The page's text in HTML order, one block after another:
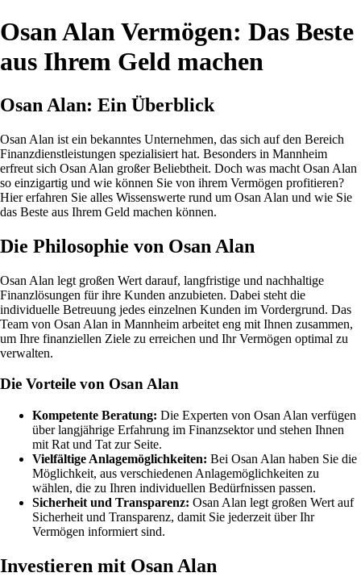
Osan Alan Vermögen: Das Beste
aus Ihrem Geld machen
Osan Alan: Ein Überblick
Osan Alan ist ein bekanntes Unternehmen, das sich auf den Bereich
Finanzdienstleistungen spezialisiert hat. Besonders in Mannheim
erfreut sich Osan Alan großer Beliebtheit. Doch was macht Osan Alan
so einzigartig und wie können Sie von ihrem Vermögen profitieren?
Hier erfahren Sie alles Wissenswerte rund um Osan Alan und wie Sie
das Beste aus Ihrem Geld machen können.
Die Philosophie von Osan Alan
Osan Alan legt großen Wert darauf, langfristige und nachhaltige
Finanzlösungen für ihre Kunden anzubieten. Dabei steht die
individuelle Betreuung jedes einzelnen Kunden im Vordergrund. Das
Team von Osan Alan in Mannheim arbeitet eng mit Ihnen zusammen,
um Ihre finanziellen Ziele zu erreichen und Ihr Vermögen optimal zu
verwalten.
Die Vorteile von Osan Alan
Kompetente Beratung: Die Experten von Osan Alan verfügen
über langjährige Erfahrung im Finanzsektor und stehen Ihnen
mit Rat und Tat zur Seite.
Vielfältige Anlagemöglichkeiten: Bei Osan Alan haben Sie die
Möglichkeit, aus verschiedenen Anlagemöglichkeiten zu
wählen, die zu Ihren individuellen Bedürfnissen passen.
Sicherheit und Transparenz: Osan Alan legt großen Wert auf
Sicherheit und Transparenz, damit Sie jederzeit über Ihr
Vermögen informiert sind.
Investieren mit Osan Alan